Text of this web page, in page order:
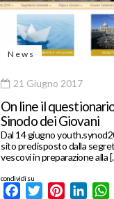
News
21 Giugno 2017
On line il
Sinodo dei Giovani
Dal 14 giugno
sito predisposto dalla
vescovi in preparazione alla
condividi su
FacebookTwitterPinterest